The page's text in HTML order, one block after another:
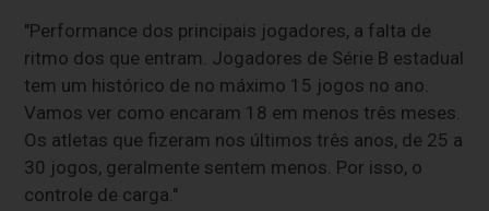
"Performance dos principais jogadores, a falta de
ritmo dos que entram. Jogadores de Série B estadual
tem um histórico de no máximo 15 jogos no ano.
Vamos ver como encaram 18 em menos três meses.
Os atletas que fizeram nos últimos três anos, de 25 a
30 jogos, geralmente sentem menos. Por isso, o
controle de carga."